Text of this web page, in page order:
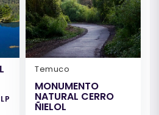
Temuco
MONUMENTO
NATURAL CERRO
ÑIELOL